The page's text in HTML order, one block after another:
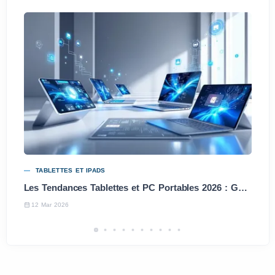
TABLETTES ET IPADS
Les Tendances Tablettes et PC Portables 2026 : Guide des Meilleurs Choix
12 Mar 2026